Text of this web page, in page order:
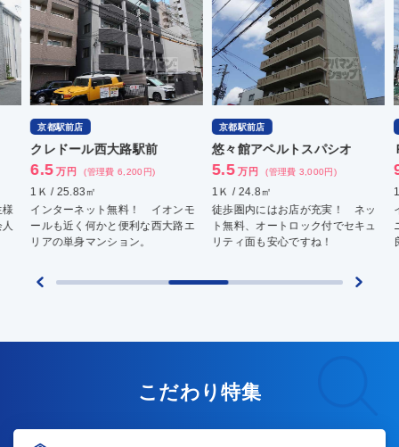
京都駅前店
クレドール西大路駅前
6.5 万円 (管理費 6,200円)
1Ｋ / 25.83㎡
インターネット無料！ イオンモ
ールも近く何かと便利な西大路エ
リアの単身マンション。
京都駅前店
悠々館アペルトスパシオ
5.5 万円 (管理費 3,000円)
1Ｋ / 24.8㎡
徒歩圏内にはお店が充実！ ネッ
ト無料、オートロック付でセキュ
リティ面も安心ですね！
Ｐ
9.3
1
イ
ニ
良
こだわり特集